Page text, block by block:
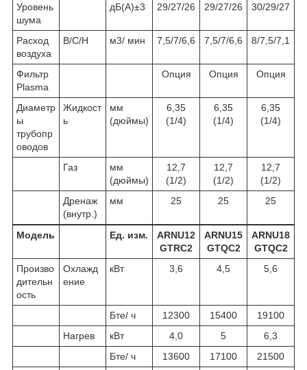
Уровень
шума
дБ(А)±3 29/27/26 29/27/26 30/29/27
Расход
воздуха
В/С/Н м3/ мин 7,5/7/6,6 7,5/7/6,6 8/7,5/7,1
Фильтр
Plasma
Опция Опция Опция
Диаметр
ы
трубопр
оводов
Жидкост
ь
мм
(дюймы)
6,35
(1/4)
6,35
(1/4)
6,35
(1/4)
Газ
мм
(дюймы)
12,7
(1/2)
12,7
(1/2)
12,7
(1/2)
Дренаж
(внутр.)
мм 25 25 25
Модель Ед. изм.
ARNU12
GTRC2
ARNU15
GTQC2
ARNU18
GTQC2
Произво
дительн
ость
Охлажд
ение
кВт 3,6 4,5 5,6
Бте/ ч 12300 15400
19100
Нагрев
кВт 4,0 5
6,3
Бте/ ч
13600 17100
21500